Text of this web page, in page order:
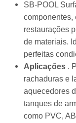
SB-POOL
componentes,
restaurações
de materiais.
perfeitas
Aplicações .
rachaduras e
aquecedores
tanques de
como PVC,